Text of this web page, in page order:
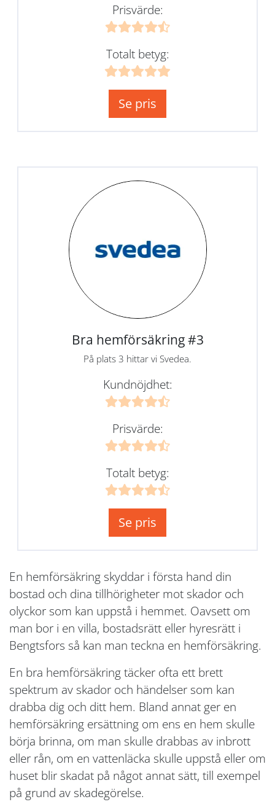
Prisvärde:
Totalt betyg:
Se pris
Bra hemförsäkring #3
På plats 3 hittar vi Svedea.
Kundnöjdhet:
Prisvärde:
Totalt betyg:
Se pris
En hemförsäkring skyddar i första hand din
bostad och dina tillhörigheter mot skador och
olyckor som kan uppstå i hemmet. Oavsett om
man bor i en villa, bostadsrätt eller hyresrätt i
Bengtsfors så kan man teckna en hemförsäkring.
En bra hemförsäkring täcker ofta ett brett
spektrum av skador och händelser som kan
drabba dig och ditt hem. Bland annat ger en
hemförsäkring ersättning om ens en hem skulle
börja brinna, om man skulle drabbas av inbrott
eller rån, om en vattenläcka skulle uppstå eller om
huset blir skadat på något annat sätt, till exempel
på grund av skadegörelse.